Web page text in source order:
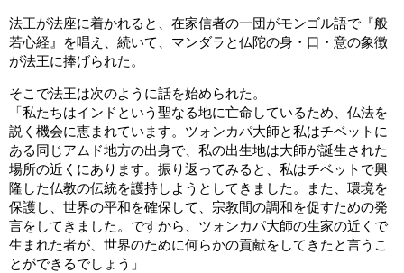
法王が法座に着かれると、在家信者の一団がモンゴル語で『般
若心経』を唱え、続いて、マンダラと仏陀の身・口・意の象徴
が法王に捧げられた。
そこで法王は次のように話を始められた。
「私たちはインドという聖なる地に亡命しているため、仏法を
説く機会に恵まれています。ツォンカパ大師と私はチベットに
ある同じアムド地方の出身で、私の出生地は大師が誕生された
場所の近くにあります。振り返ってみると、私はチベットで興
隆した仏教の伝統を護持しようとしてきました。また、環境を
保護し、世界の平和を確保して、宗教間の調和を促すための発
言をしてきました。ですから、ツォンカパ大師の生家の近くで
生まれた者が、世界のために何らかの貢献をしてきたと言うこ
とができるでしょう」